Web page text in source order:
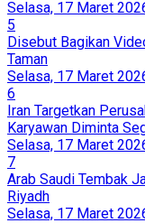
Selasa, 17 Maret
5
Disebut Bagikan
Taman
Selasa, 17 Maret
6
Iran Targetkan
Karyawan Diminta
Selasa, 17 Maret
7
Arab Saudi Tembak
Riyadh
Selasa, 17 Maret